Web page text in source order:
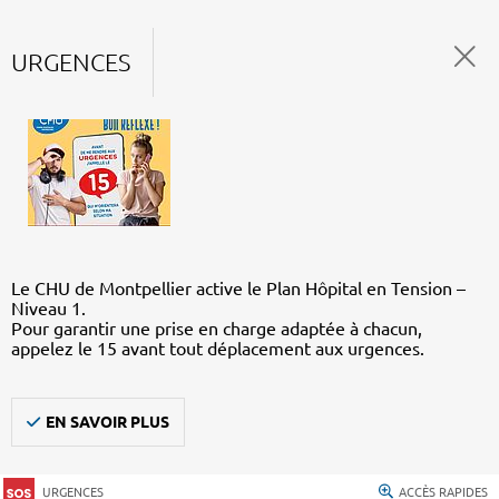
URGENCES
Le CHU de Montpellier active le Plan Hôpital en Tension –
Niveau 1.
Pour garantir une prise en charge adaptée à chacun,
appelez le 15 avant tout déplacement aux urgences.
EN SAVOIR PLUS
URGENCES ACCÈS RAPIDES